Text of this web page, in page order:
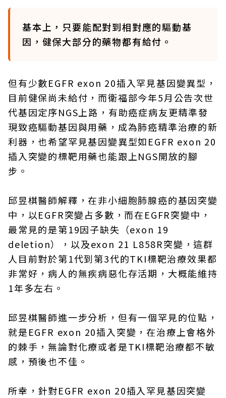
基本上，只要能配對到相對應的驅動基
因，健保大部分的藥物都有給付。
但有少數EGFR exon 20插入罕見基因變異型，
目前健保尚未給付，而衛福部今年5月公告次世
代基因定序NGS上路，有助癌症病友更精準發
現致癌驅動基因與用藥，成為肺癌精準治療的新
利器，也希望罕見基因變異型如EGFR exon 20
插入突變的標靶用藥也能跟上NGS開放的腳
步。
邱昱棋醫師解釋，在非小細胞肺腺癌的基因突變
中，以EGFR突變占多數，而在EGFR突變中，
最常見的是第19因子缺失（exon 19
deletion），以及exon 21 L858R突變，這群
人目前對於第1代到第3代的TKI標靶治療效果都
非常好，病人的無疾病惡化存活期，大概能維持
1年多左右。
邱昱棋醫師進一步分析，但有一個罕見的位點，
就是EGFR exon 20插入突變，在治療上會格外
的棘手，無論對化療或者是TKI標靶治療都不敏
感，預後也不佳。
所幸，針對EGFR exon 20插入罕見基因突變